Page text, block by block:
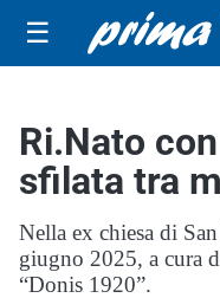
☰
Ri.Nato
sfilata tra
Nella ex chiesa di
giugno 2025, a cura
“Donis 1920”.